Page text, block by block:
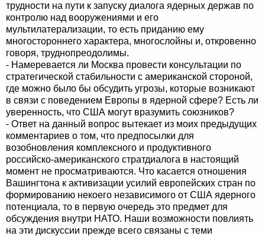
трудности на пути к запуску диалога ядерных держав по
контролю над вооружениями и его
мультилатерализации, то есть приданию ему
многостороннего характера, многослойны и, откровенно
говоря, труднопреодолимы.
- Намеревается ли Москва провести консультации по
стратегической стабильности с американской стороной,
где можно было бы обсудить угрозы, которые возникают
в связи с поведением Европы в ядерной сфере? Есть ли
уверенность, что США могут вразумить союзников?
- Ответ на данный вопрос вытекает из моих предыдущих
комментариев о том, что предпосылки для
возобновления комплексного и продуктивного
российско-американского стратдиалога в настоящий
момент не просматриваются. Что касается отношения
Вашингтона к активизации усилий европейских стран по
формированию некоего независимого от США ядерного
потенциала, то в первую очередь это предмет для
обсуждения внутри НАТО. Наши возможности повлиять
на эти дискуссии прежде всего связаны с теми